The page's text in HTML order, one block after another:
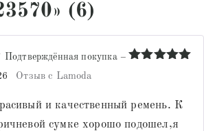
(6)
Подтверждённая покупка –
Отзыв с Lamoda
и качественный ремень. К
сумке хорошо подошел,я